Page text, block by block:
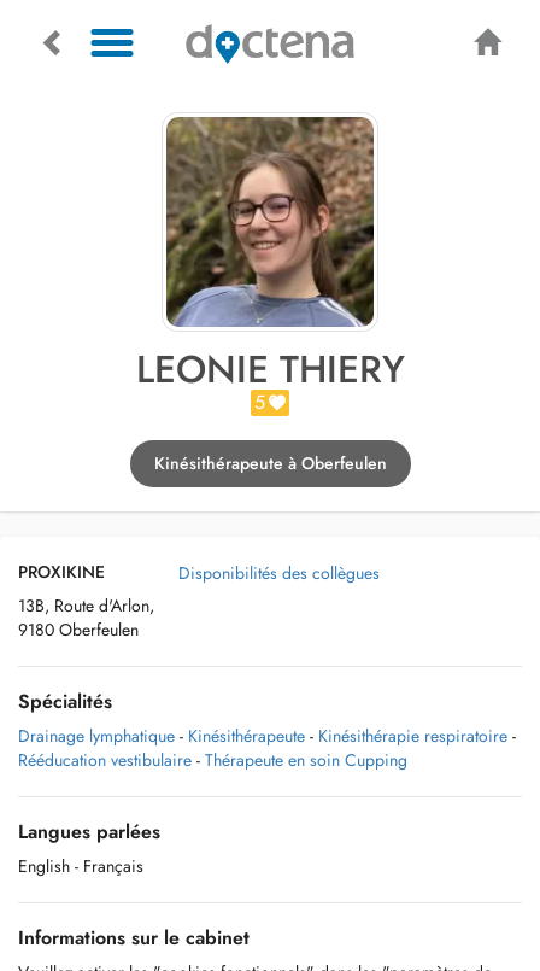
LEONIE THIERY
5
Kinésithérapeute à Oberfeulen
PROXIKINE
13B, Route d'Arlon,
9180 Oberfeulen
Disponibilités des collègues
Spécialités
Drainage lymphatique - Kinésithérapeute - Kinésithérapie respiratoire -
Rééducation vestibulaire - Thérapeute en soin Cupping
Langues parlées
English - Français
Informations sur le cabinet